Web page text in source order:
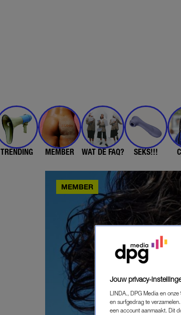
TRENDING MEMBER WAT DE FAQ? SEKS!!!
Jouw privacy-
LINDA., DPG Media en onze
en surfgedrag te
een account aanmaakt. Dit